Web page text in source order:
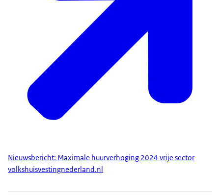
Nieuwsbericht: Maximale huurverhoging 2024 vrije sector
volkshuisvestingnederland.nl